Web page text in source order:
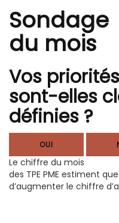
Sondage
du mois
Vos
sont-elles
définies ?
OUI
Le chiffre du mois
des TPE PME estiment
d’augmenter le chiffre